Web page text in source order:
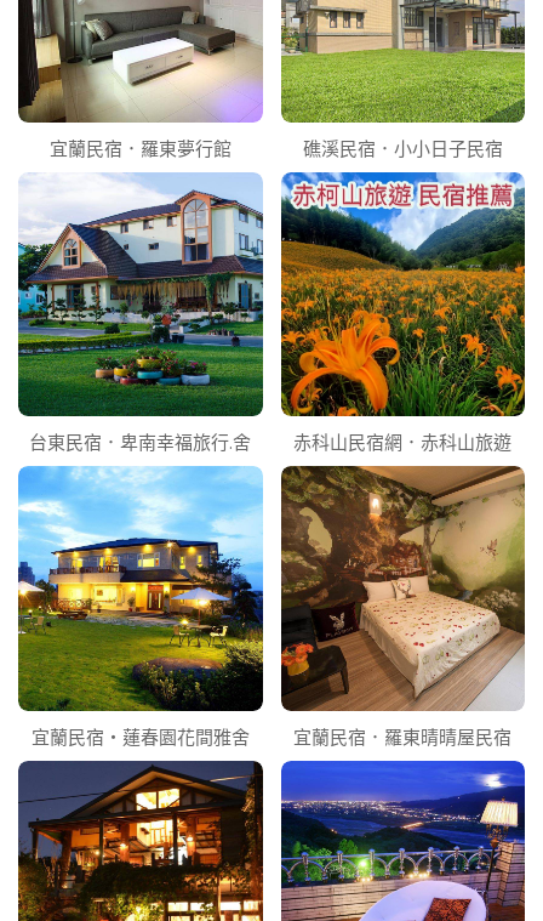
宜蘭民宿．羅東夢行館 礁溪民宿．小小日子民宿
台東民宿．卑南幸福旅行.舍 赤科山民宿網．赤科山旅遊
宜蘭民宿‧蓮春園花間雅舍 宜蘭民宿．羅東晴晴屋民宿